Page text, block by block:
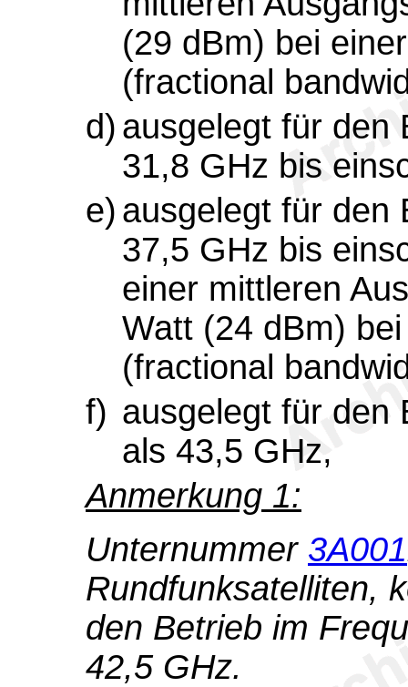
(29 dBm) bei
(fractional
d) ausgelegt für den
31,8 GHz bis
e) ausgelegt für den
37,5 GHz bis
einer mittleren
Watt (24 dBm)
(fractional
f) ausgelegt für den
als 43,5 GHz,
Anmerkung 1:
Unternummer 3A001
Rundfunksatelliten,
den Betrieb im
42,5 GHz.